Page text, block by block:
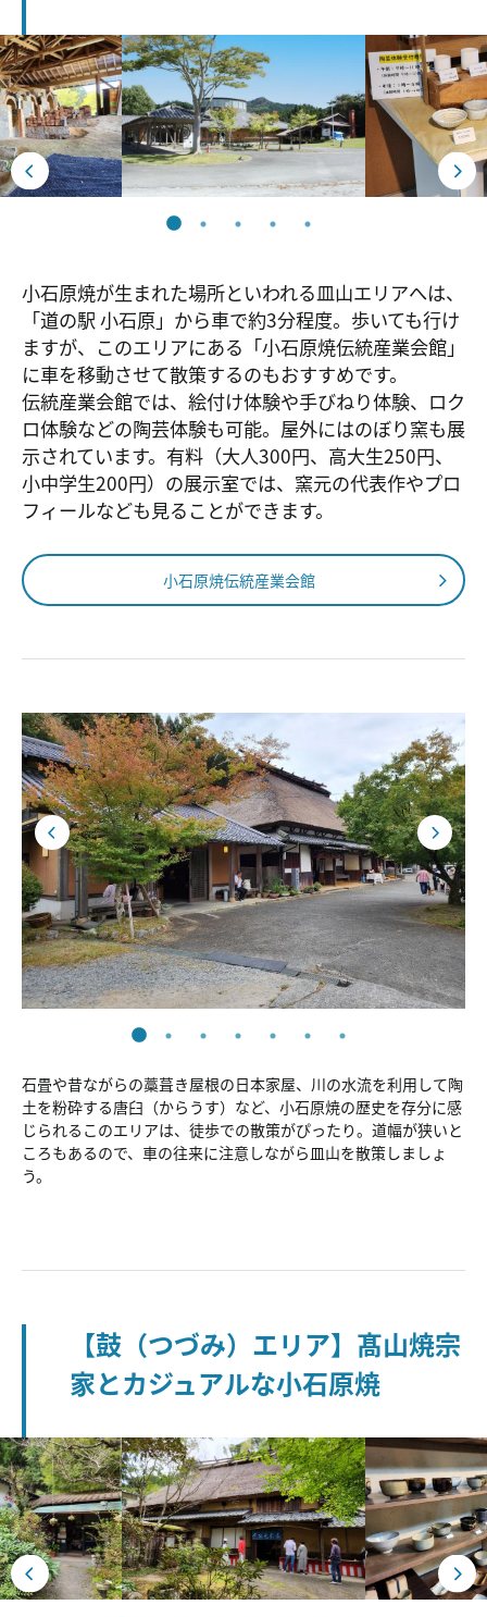
小石原焼が生まれた場所といわれる皿山エリアへは、
「道の駅 小石原」から車で約3分程度。歩いても行け
ますが、このエリアにある「小石原焼伝統産業会館」
に車を移動させて散策するのもおすすめです。
伝統産業会館では、絵付け体験や手びねり体験、ロク
ロ体験などの陶芸体験も可能。屋外にはのぼり窯も展
示されています。有料（大人300円、高大生250円、
小中学生200円）の展示室では、窯元の代表作やプロ
フィールなども見ることができます。
小石原焼伝統産業会館
石畳や昔ながらの藁葺き屋根の日本家屋、川の水流を利用して陶
土を粉砕する唐臼（からうす）など、小石原焼の歴史を存分に感
じられるこのエリアは、徒歩での散策がぴったり。道幅が狭いと
ころもあるので、車の往来に注意しながら皿山を散策しましょ
う。
【鼓（つづみ）エリア】髙山焼宗
家とカジュアルな小石原焼